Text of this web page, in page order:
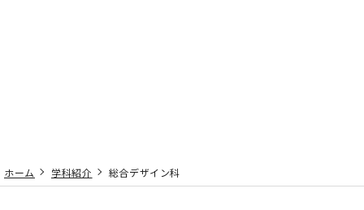
ホーム 学科紹介 総合デザイン科